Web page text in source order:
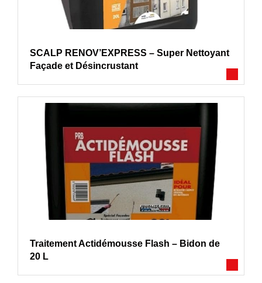
SCALP RENOV’EXPRESS – Super Nettoyant
Façade et Désincrustant
Traitement Actidémousse Flash – Bidon de
20 L